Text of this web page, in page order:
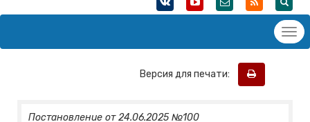
Версия для печати:
Постановление от 24.06.2025 №100